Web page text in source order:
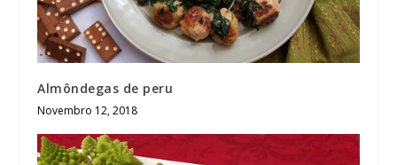
Almôndegas de peru
Novembro 12, 2018